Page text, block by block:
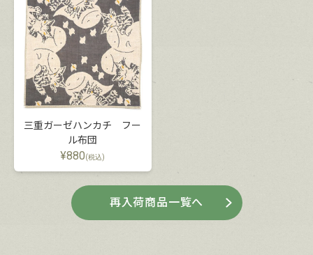
三重ガーゼハンカチ フー
ル布団
¥880(税込)
再入荷商品一覧へ